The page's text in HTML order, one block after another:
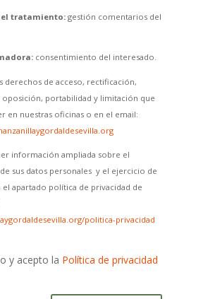
tratamiento:gestión comentarios del
consentimiento del interesado.
derechos de acceso, rectificación,
oposición, portabilidad y limitación que
en nuestras oficinas o en el email:
información ampliada sobre el
sus datos personales y el ejercicio de
el apartado política de privacidad de
politica-privacidad
y acepto la Política de privacidad